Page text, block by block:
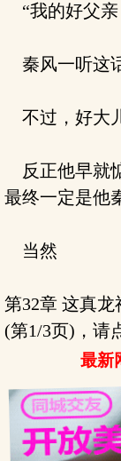
“我的好父亲
秦风一听这
不过，好大
反正他早就
最终一定是他
当然
第32章 这真
(第1/3页)，请
最新